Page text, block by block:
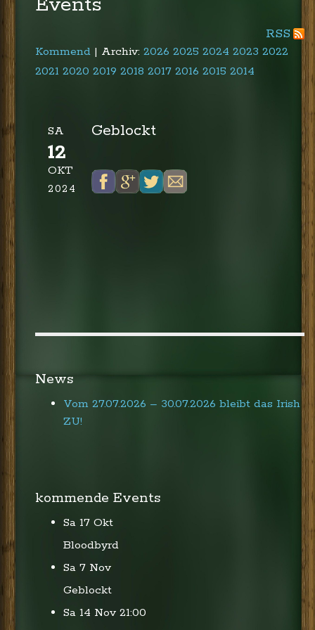
RSS
Kommend | Archiv: 2026 2025 2024 2023 2022
2021 2020 2019 2018 2017 2016 2015 2014
SA
12
OKT
2024
Geblockt
News
Vom 27.07.2026 – 30.07.2026 bleibt das Irish
ZU!
kommende Events
Sa 17 Okt
Bloodbyrd
Sa 7 Nov
Geblockt
Sa 14 Nov 21:00